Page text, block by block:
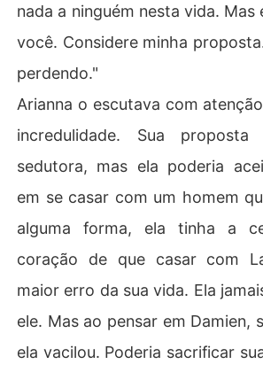
nada a ninguém nesta vida. Mas
você. Considere minha
perdendo."
Arianna o escutava com
incredulidade. Sua
sedutora, mas ela poderia
em se casar com um homem
alguma forma, ela tinha a
coração de que casar com
maior erro da sua vida. Ela
ele. Mas ao pensar em Damien,
ela vacilou. Poderia sacrificar